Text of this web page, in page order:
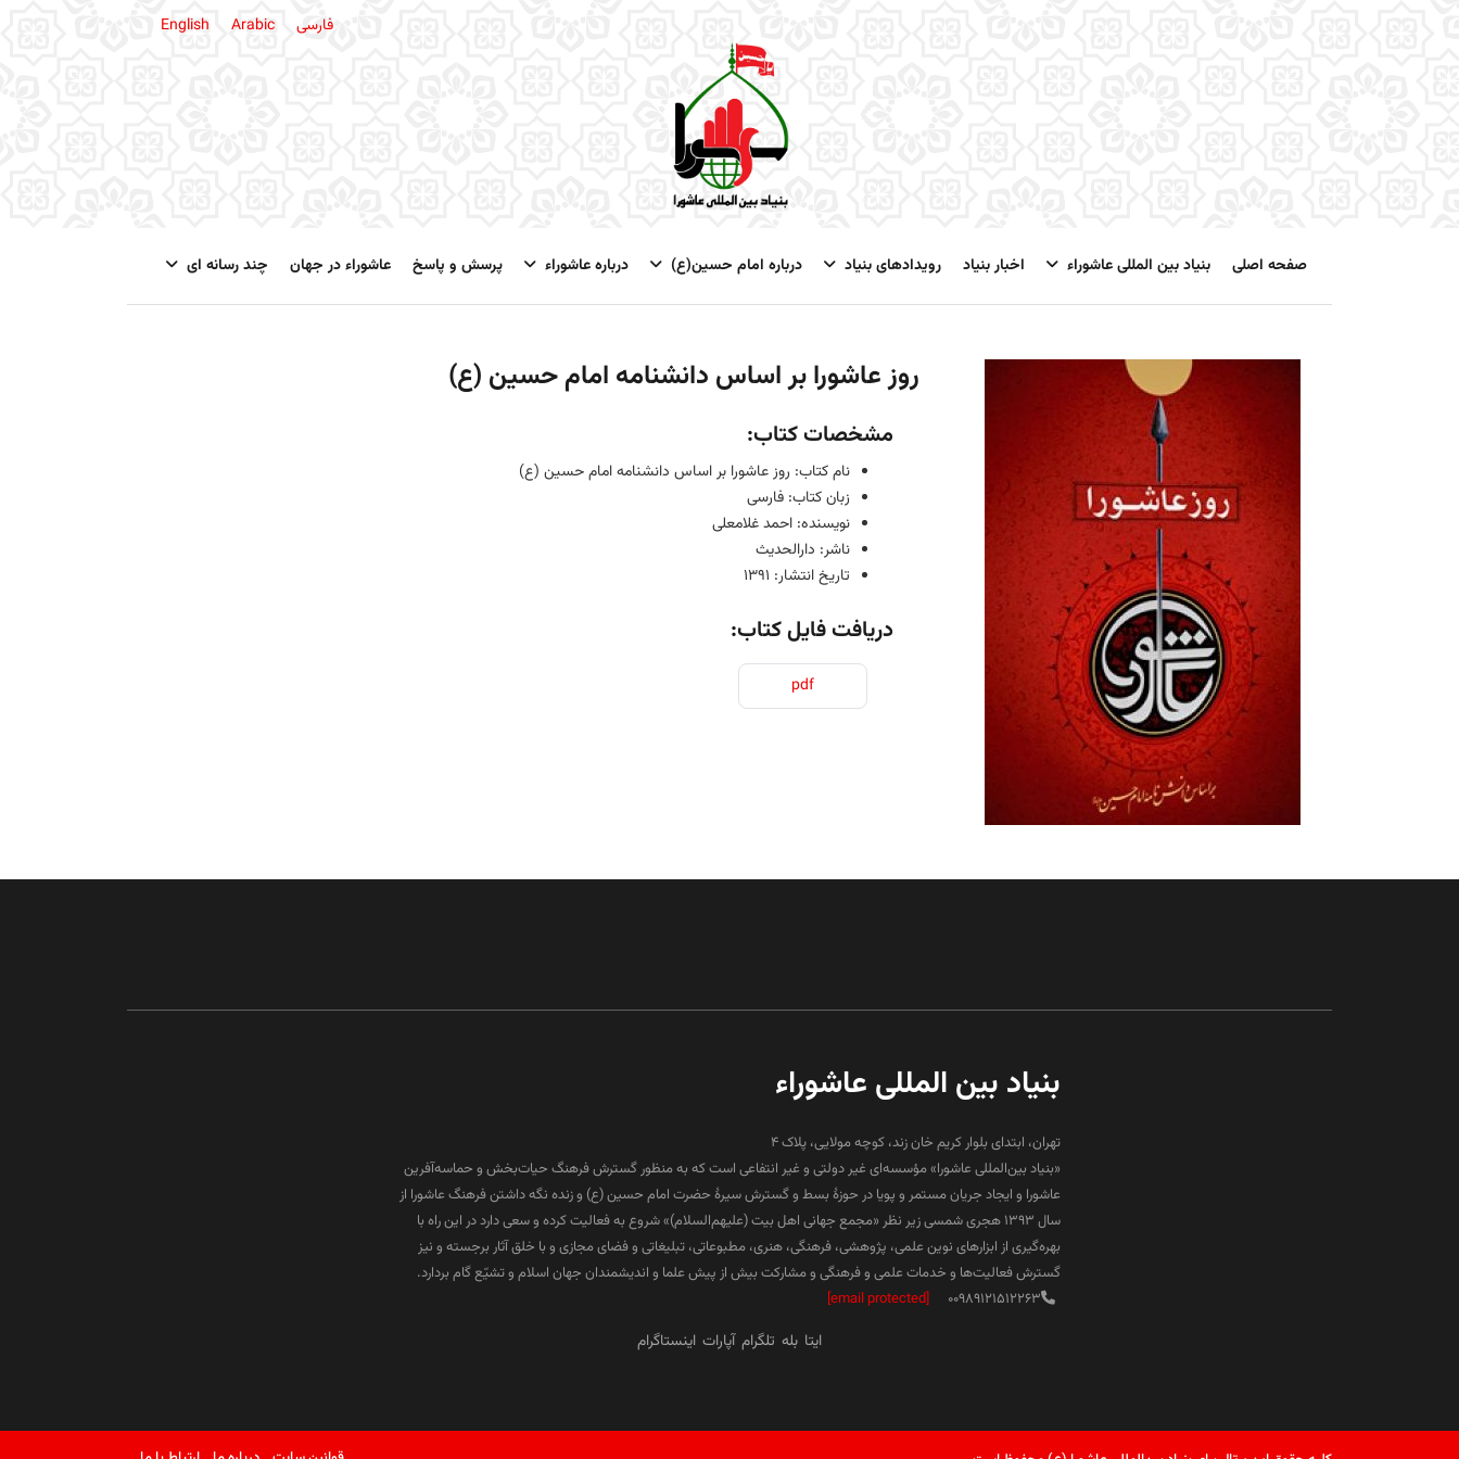
فارسی English Arabic
صفحه اصلی بنیاد بین المللی عاشوراء اخبار بنیاد رویدادهای بنیاد درباره امام حسین(ع) درباره عاشوراء پرسش و پاسخ عاشوراء در جهان چند رسانه ای
روز عاشورا بر اساس دانشنامه امام حسین (ع)
مشخصات کتاب:
نام کتاب: روز عاشورا بر اساس دانشنامه امام حسین (ع)
زبان کتاب: فارسی
نویسنده: احمد غلامعلی
ناشر: دارالحدیث
تاریخ انتشار: 1391
دریافت فایل کتاب:
pdf
بنیاد بین المللی عاشوراء
تهران، ابتدای بلوار کریم خان زند، کوچه مولایی، پلاک 4
«بنیاد بین‌المللی عاشورا» مؤسسه‌ای غیر دولتی و غیر انتفاعی است که به منظور گسترش فرهنگ حیات‌بخش و حماسه‌آفرین
عاشورا و ایجاد جریان مستمر و پویا در حوزۀ بسط و گسترش سیرۀ حضرت امام حسین (ع) و زنده نگه داشتن فرهنگ عاشورا از
سال ۱۳۹۳ هجری شمسی زیر نظر «مجمع جهانی اهل بیت (علیهم‌السلام)» شروع به فعالیت کرده و سعی دارد در این راه با
بهره‌گیری از ابزارهای نوین علمی، پژوهشی، فرهنگی، هنری، مطبوعاتی، تبلیغاتی و فضای مجازی و با خلق آثار برجسته و نیز
گسترش فعالیت‌ها و خدمات علمی و فرهنگی و مشارکت بیش از پیش علما و اندیشمندان جهان اسلام و تشیّع گام بردارد.
00989121512263
[email protected]
ایتا بله تلگرام آپارات اینستاگرام